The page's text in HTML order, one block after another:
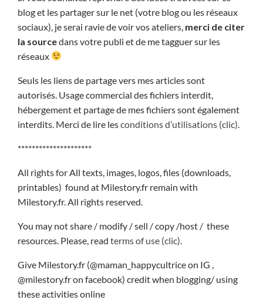
blog et les partager sur le net (votre blog ou les réseaux
sociaux), je serai ravie de voir vos ateliers, merci de citer
la sourcedans votre publi et de me tagguer sur les
réseaux
Seuls les liens de partage vers mes articles sont
autorisés. Usage commercial des fichiers interdit,
hébergement et partage de mes fichiers sont également
interdits. Merci de lire lesconditions d’utilisations (clic)
*********************
All rights for All texts, images, logos, files (downloads,
printables) found at Milestory.fr remain with
Milestory.fr. All rights reserved.
You may not share / modify / sell / copy /host / these
resources. Please, read terms of use (clic).
Give Milestory.fr (@maman_happycultrice on IG ,
@milestory.fr on facebook) credit when blogging/ using
these activities online